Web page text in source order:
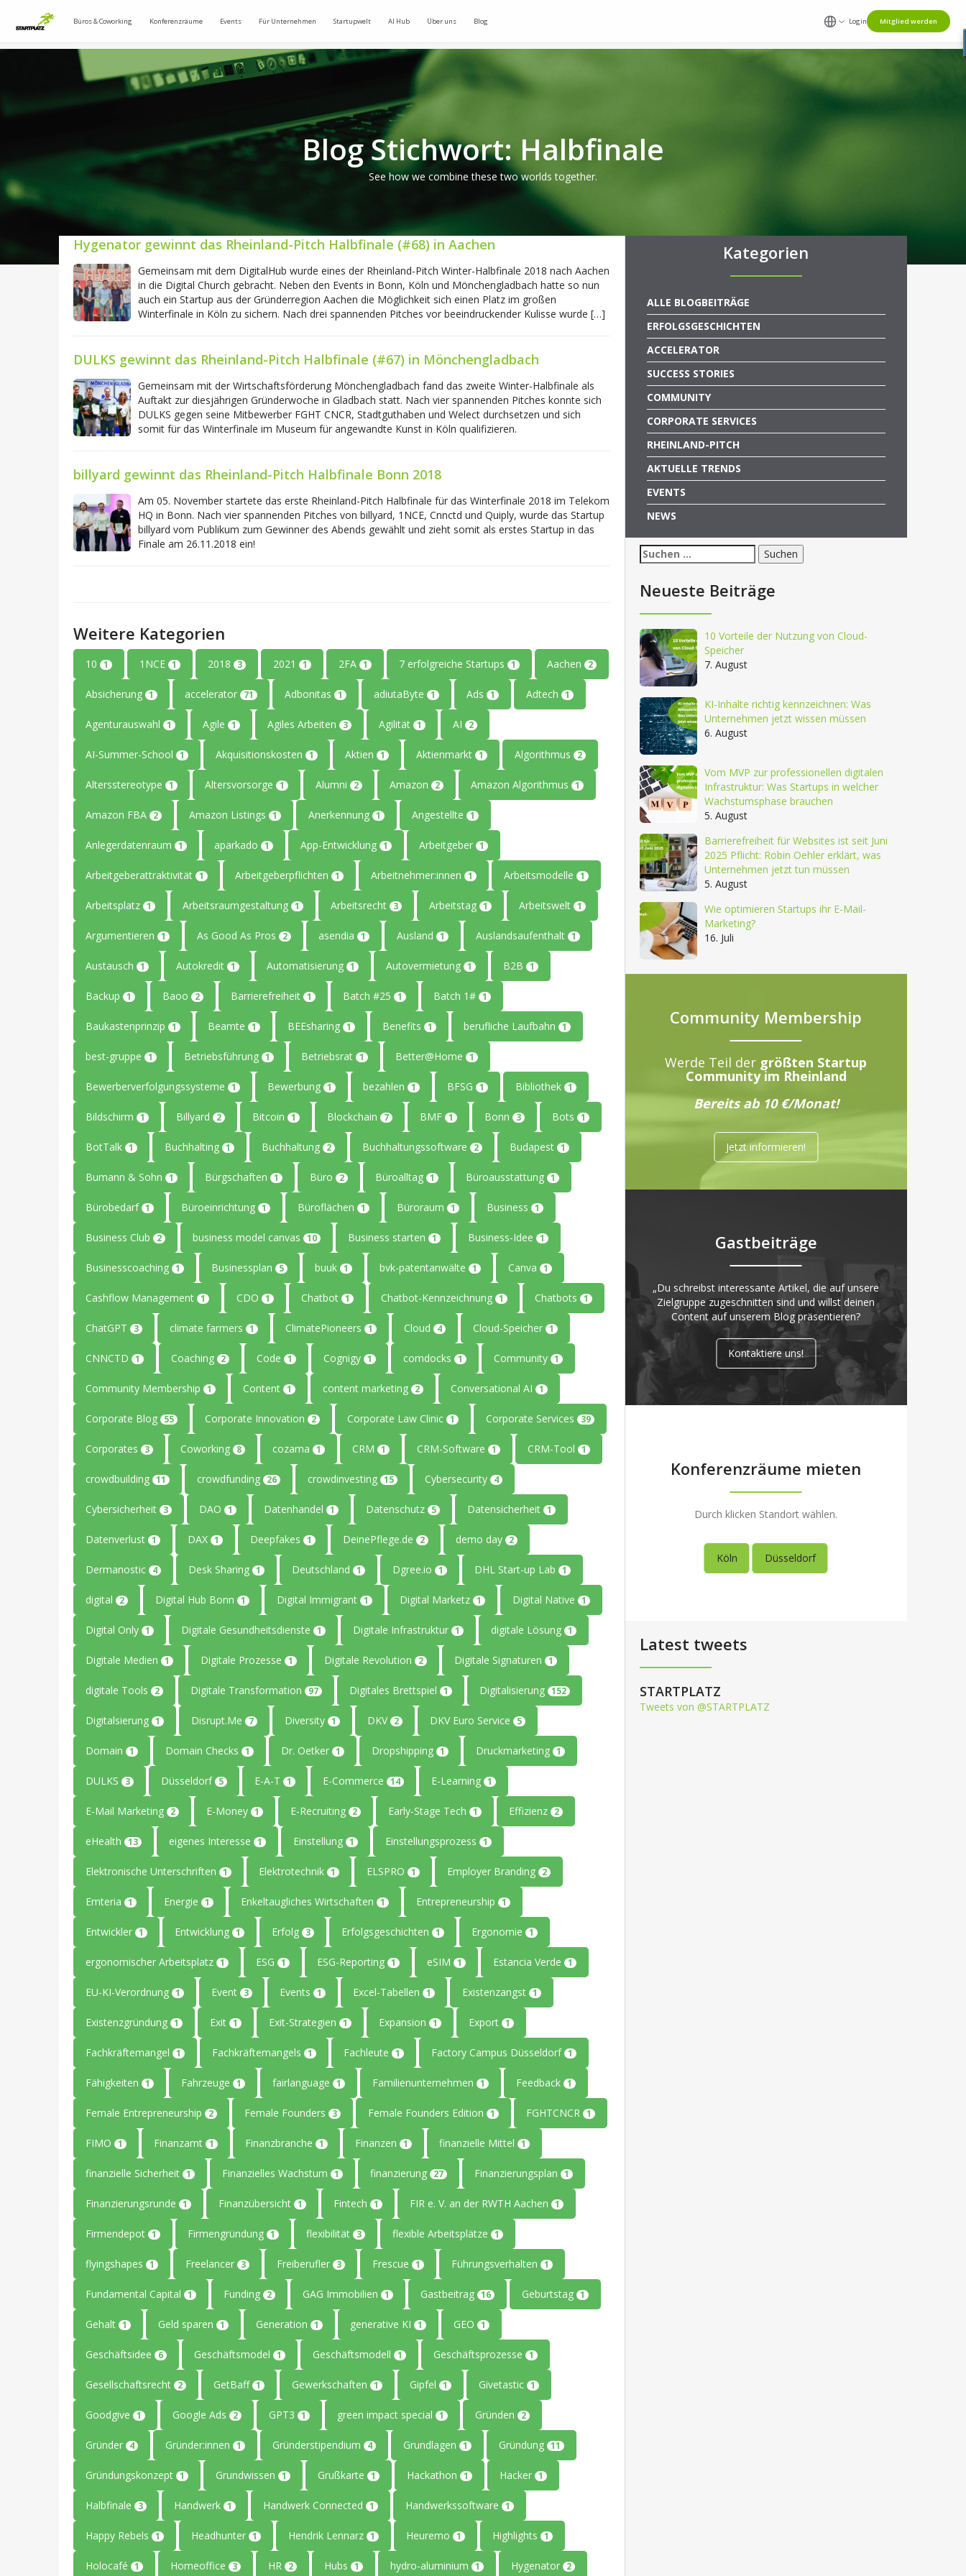
Büros & Coworking Konferenzräume Events Für Unternehmen Startupwelt AI Hub Über uns Blog Login Mitglied werden
Blog Stichwort: Halbfinale
See how we combine these two worlds together.
Hygenator gewinnt das Rheinland-Pitch Halbfinale (#68) in Aachen
Gemeinsam mit dem DigitalHub wurde eines der Rheinland-Pitch Winter-Halbfinale 2018 nach Aachen
in die Digital Church gebracht. Neben den Events in Bonn, Köln und Mönchengladbach hatte so nun
auch ein Startup aus der Gründerregion Aachen die Möglichkeit sich einen Platz im großen
Winterfinale in Köln zu sichern. Nach drei spannenden Pitches vor beeindruckender Kulisse wurde […]
DULKS gewinnt das Rheinland-Pitch Halbfinale (#67) in Mönchengladbach
Gemeinsam mit der Wirtschaftsförderung Mönchengladbach fand das zweite Winter-Halbfinale als
Auftakt zur diesjährigen Gründerwoche in Gladbach statt. Nach vier spannenden Pitches konnte sich
DULKS gegen seine Mitbewerber FGHT CNCR, Stadtguthaben und Welect durchsetzen und sich
somit für das Winterfinale im Museum für angewandte Kunst in Köln qualifizieren.
billyard gewinnt das Rheinland-Pitch Halbfinale Bonn 2018
Am 05. November startete das erste Rheinland-Pitch Halbfinale für das Winterfinale 2018 im Telekom
HQ in Bonn. Nach vier spannenden Pitches von billyard, 1NCE, Cnnctd und Quiply, wurde das Startup
billyard vom Publikum zum Gewinner des Abends gewählt und zieht somit als erstes Startup in das
Finale am 26.11.2018 ein!
Weitere Kategorien
10 1 1NCE 1 2018 3 2021 1 2FA 1 7 erfolgreiche Startups 1 Aachen 2
Absicherung 1 accelerator 71 Adbonitas 1 adiutaByte 1 Ads 1 Adtech 1
Agenturauswahl 1 Agile 1 Agiles Arbeiten 3 Agilität 1 AI 2
AI-Summer-School 1 Akquisitionskosten 1 Aktien 1 Aktienmarkt 1 Algorithmus 2
Altersstereotype 1 Altersvorsorge 1 Alumni 2 Amazon 2 Amazon Algorithmus 1
Amazon FBA 2 Amazon Listings 1 Anerkennung 1 Angestellte 1
Anlegerdatenraum 1 aparkado 1 App-Entwicklung 1 Arbeitgeber 1
Arbeitgeberattraktivität 1 Arbeitgeberpflichten 1 Arbeitnehmer:innen 1 Arbeitsmodelle 1
Arbeitsplatz 1 Arbeitsraumgestaltung 1 Arbeitsrecht 3 Arbeitstag 1 Arbeitswelt 1
Argumentieren 1 As Good As Pros 2 asendia 1 Ausland 1 Auslandsaufenthalt 1
Austausch 1 Autokredit 1 Automatisierung 1 Autovermietung 1 B2B 1
Backup 1 Baoo 2 Barrierefreiheit 1 Batch #25 1 Batch 1# 1
Baukastenprinzip 1 Beamte 1 BEEsharing 1 Benefits 1 berufliche Laufbahn 1
best-gruppe 1 Betriebsführung 1 Betriebsrat 1 Better@Home 1
Bewerberverfolgungssysteme 1 Bewerbung 1 bezahlen 1 BFSG 1 Bibliothek 1
Bildschirm 1 Billyard 2 Bitcoin 1 Blockchain 7 BMF 1 Bonn 3 Bots 1
BotTalk 1 Buchhalting 1 Buchhaltung 2 Buchhaltungssoftware 2 Budapest 1
Bumann & Sohn 1 Bürgschaften 1 Büro 2 Büroalltag 1 Büroausstattung 1
Bürobedarf 1 Büroeinrichtung 1 Büroflächen 1 Büroraum 1 Business 1
Business Club 2 business model canvas 10 Business starten 1 Business-Idee 1
Businesscoaching 1 Businessplan 5 buuk 1 bvk-patentanwälte 1 Canva 1
Cashflow Management 1 CDO 1 Chatbot 1 Chatbot-Kennzeichnung 1 Chatbots 1
ChatGPT 3 climate farmers 1 ClimatePioneers 1 Cloud 4 Cloud-Speicher 1
CNNCTD 1 Coaching 2 Code 1 Cognigy 1 comdocks 1 Community 1
Community Membership 1 Content 1 content marketing 2 Conversational AI 1
Corporate Blog 55 Corporate Innovation 2 Corporate Law Clinic 1 Corporate Services 39
Corporates 3 Coworking 8 cozama 1 CRM 1 CRM-Software 1 CRM-Tool 1
crowdbuilding 11 crowdfunding 26 crowdinvesting 15 Cybersecurity 4
Cybersicherheit 3 DAO 1 Datenhandel 1 Datenschutz 5 Datensicherheit 1
Datenverlust 1 DAX 1 Deepfakes 1 DeinePflege.de 2 demo day 2
Dermanostic 4 Desk Sharing 1 Deutschland 1 Dgree.io 1 DHL Start-up Lab 1
digital 2 Digital Hub Bonn 1 Digital Immigrant 1 Digital Marketz 1 Digital Native 1
Digital Only 1 Digitale Gesundheitsdienste 1 Digitale Infrastruktur 1 digitale Lösung 1
Digitale Medien 1 Digitale Prozesse 1 Digitale Revolution 2 Digitale Signaturen 1
digitale Tools 2 Digitale Transformation 97 Digitales Brettspiel 1 Digitalisierung 152
Digitalsierung 1 Disrupt.Me 7 Diversity 1 DKV 2 DKV Euro Service 5
Domain 1 Domain Checks 1 Dr. Oetker 1 Dropshipping 1 Druckmarketing 1
DULKS 3 Düsseldorf 5 E-A-T 1 E-Commerce 14 E-Learning 1
E-Mail Marketing 2 E-Money 1 E-Recruiting 2 Early-Stage Tech 1 Effizienz 2
eHealth 13 eigenes Interesse 1 Einstellung 1 Einstellungsprozess 1
Elektronische Unterschriften 1 Elektrotechnik 1 ELSPRO 1 Employer Branding 2
Emteria 1 Energie 1 Enkeltaugliches Wirtschaften 1 Entrepreneurship 1
Entwickler 1 Entwicklung 1 Erfolg 3 Erfolgsgeschichten 1 Ergonomie 1
ergonomischer Arbeitsplatz 1 ESG 1 ESG-Reporting 1 eSIM 1 Estancia Verde 1
EU-KI-Verordnung 1 Event 3 Events 1 Excel-Tabellen 1 Existenzangst 1
Existenzgründung 1 Exit 1 Exit-Strategien 1 Expansion 1 Export 1
Fachkräftemangel 1 Fachkräftemangels 1 Fachleute 1 Factory Campus Düsseldorf 1
Fähigkeiten 1 Fahrzeuge 1 fairlanguage 1 Familienunternehmen 1 Feedback 1
Female Entrepreneurship 2 Female Founders 3 Female Founders Edition 1 FGHTCNCR 1
FIMO 1 Finanzamt 1 Finanzbranche 1 Finanzen 1 finanzielle Mittel 1
finanzielle Sicherheit 1 Finanzielles Wachstum 1 finanzierung 27 Finanzierungsplan 1
Finanzierungsrunde 1 Finanzübersicht 1 Fintech 1 FIR e. V. an der RWTH Aachen 1
Firmendepot 1 Firmengründung 1 flexibilität 3 flexible Arbeitsplätze 1
flyingshapes 1 Freelancer 3 Freiberufler 3 Frescue 1 Führungsverhalten 1
Fundamental Capital 1 Funding 2 GAG Immobilien 1 Gastbeitrag 16 Geburtstag 1
Gehalt 1 Geld sparen 1 Generation 1 generative KI 1 GEO 1
Geschäftsidee 6 Geschäftsmodel 1 Geschäftsmodell 1 Geschäftsprozesse 1
Gesellschaftsrecht 2 GetBaff 1 Gewerkschaften 1 Gipfel 1 Givetastic 1
Goodgive 1 Google Ads 2 GPT3 1 green impact special 1 Gründen 2
Gründer 4 Gründer:innen 1 Gründerstipendium 4 Grundlagen 1 Gründung 11
Gründungskonzept 1 Grundwissen 1 Grußkarte 1 Hackathon 1 Hacker 1
Halbfinale 3 Handwerk 1 Handwerk Connected 1 Handwerkssoftware 1
Happy Rebels 1 Headhunter 1 Hendrik Lennarz 1 Heuremo 1 Highlights 1
Holocafé 1 Homeoffice 3 HR 2 Hubs 1 hydro-aluminium 1 Hygenator 2
Kategorien
ALLE BLOGBEITRÄGE
ERFOLGSGESCHICHTEN
ACCELERATOR
SUCCESS STORIES
COMMUNITY
CORPORATE SERVICES
RHEINLAND-PITCH
AKTUELLE TRENDS
EVENTS
NEWS
Suchen
nach:
Neueste Beiträge
10 Vorteile der Nutzung von Cloud-
Speicher
7. August
KI-Inhalte richtig kennzeichnen: Was
Unternehmen jetzt wissen müssen
6. August
Vom MVP zur professionellen digitalen
Infrastruktur: Was Startups in welcher
Wachstumsphase brauchen
5. August
Barrierefreiheit für Websites ist seit Juni
2025 Pflicht: Robin Oehler erklärt, was
Unternehmen jetzt tun müssen
5. August
Wie optimieren Startups ihr E-Mail-
Marketing?
16. Juli
Community Membership
Werde Teil der größten Startup
Community im Rheinland
Bereits ab 10 €/Monat!
Jetzt informieren!
Gastbeiträge
„Du schreibst interessante Artikel, die auf unsere
Zielgruppe zugeschnitten sind und willst deinen
Content auf unserem Blog präsentieren?
Kontaktiere uns!
Konferenzräume mieten
Durch klicken Standort wählen.
Köln Düsseldorf
Latest tweets
STARTPLATZ
Tweets von @STARTPLATZ